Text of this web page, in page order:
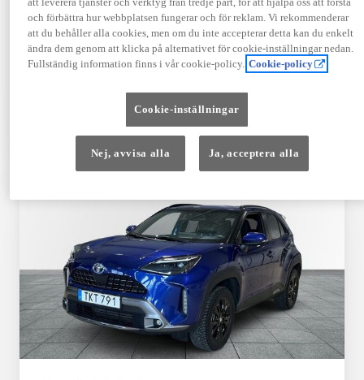
Visa mer
409 900 kr
Från 4 920 kr/mån
Kontakta återförsäljare
och förbättra hur webbplatsen fungerar och för reklam. Vi rekommenderar
att du behåller alla cookies, men om du inte accepterar detta kan du enkelt
ändra dem genom att klicka på alternativet för cookie-inställningar nedan.
Fullständig information finns i vår cookie-policy. Cookie-policy
Cookie-inställningar
Nej, avvisa alla Ja, acceptera alla